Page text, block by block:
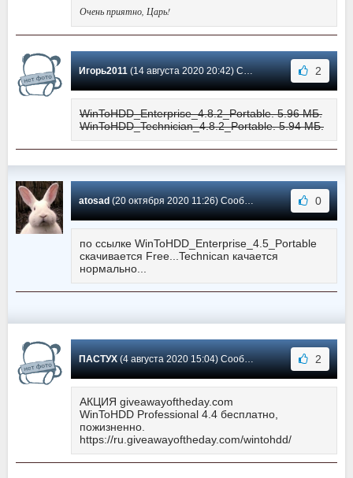
Очень приятно, Царь!
Игорь2011(14 августа 2020 20:42) Сообщение #127 2
WinToHDD_Enterprise_4.8.2_Portable. 5.96 МБ.
WinToHDD_Technician_4.8.2_Portable. 5.94 МБ.
atosad(20 октября 2020 11:26) Сообщение #126 0
по ссылке WinToHDD_Enterprise_4.5_Portable
скачивается Free...Technican качается
нормально...
ПАСТУХ(4 августа 2020 15:04) Сообщение #125 2
АКЦИЯ giveawayoftheday.com
WinToHDD Professional 4.4 бесплатно,
пожизненно.
https://ru.giveawayoftheday.com/wintohdd/